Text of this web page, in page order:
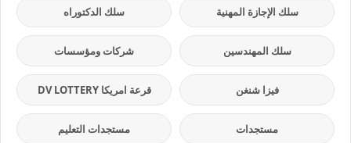
سلك الإجازة المهنية سلك الدكتوراه
سلك المهندسين شركات ومؤسسات
فيزا شنغن قرعة امريكا DV LOTTERY
مستجدات مستجدات التعليم